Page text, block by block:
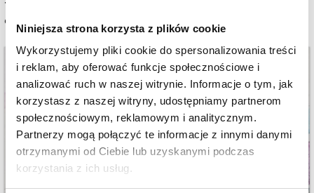
Niniejsza strona korzysta z plików cookie
Wykorzystujemy pliki cookie do spersonalizowania treści
i reklam, aby oferować funkcje społecznościowe i
analizować ruch w naszej witrynie. Informacje o tym, jak
korzystasz z naszej witryny, udostępniamy partnerom
społecznościowym, reklamowym i analitycznym.
Partnerzy mogą połączyć te informacje z innymi danymi
otrzymanymi od Ciebie lub uzyskanymi podczas
korzystania z ich usług.
Tekst wizualny
długopis, ołówek, kredki, papier, 8,7 x 17,2 cm (w świetle oprawy)